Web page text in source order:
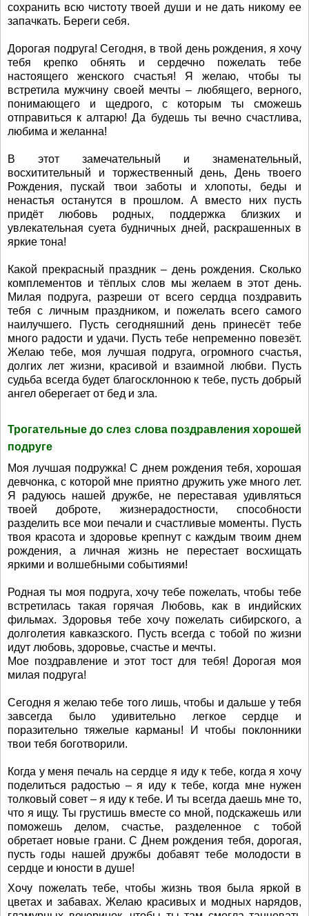
сохранить всю чистоту твоей души и не дать никому ее
запачкать. Береги себя.
Дорогая подруга! Сегодня, в твой день рождения, я хочу
тебя крепко обнять и сердечно пожелать тебе
настоящего женского счастья! Я желаю, чтобы ты
встретила мужчину своей мечты – любящего, верного,
понимающего и щедрого, с которым ты сможешь
отправиться к алтарю! Да будешь ты вечно счастлива,
любима и желанна!
В этот замечательный и знаменательный,
восхитительный и торжественный день, День твоего
Рождения, пускай твои заботы и хлопоты, беды и
ненастья останутся в прошлом. А вместо них пусть
придёт любовь родных, поддержка близких и
увлекательная суета будничных дней, раскрашенных в
яркие тона!
Какой прекрасный праздник – день рождения. Сколько
комплементов и тёплых слов мы желаем в этот день.
Милая подруга, разреши от всего сердца поздравить
тебя с личным праздником, и пожелать всего самого
наилучшего. Пусть сегодняшний день принесёт тебе
много радости и удачи. Пусть тебе непременно повезёт.
Желаю тебе, моя лучшая подруга, огромного счастья,
долгих лет жизни, красивой и взаимной любви. Пусть
судьба всегда будет благосклонною к тебе, пусть добрый
ангел оберегает от бед и зла.
Трогательные до слез слова поздравления хорошей
подруге
Моя лучшая подружка! С днем рождения тебя, хорошая
девчонка, с которой мне приятно дружить уже много лет.
Я радуюсь нашей дружбе, не переставая удивляться
твоей доброте, жизнерадостности, способности
разделить все мои печали и счастливые моменты. Пусть
твоя красота и здоровье крепнут с каждым твоим днем
рождения, а личная жизнь не перестает восхищать
яркими и волшебными событиями!
Родная ты моя подруга, хочу тебе пожелать, чтобы тебе
встретилась такая горячая Любовь, как в индийских
фильмах. Здоровья тебе хочу пожелать сибирского, а
долголетия кавказского. Пусть всегда с тобой по жизни
идут любовь, здоровье, счастье и мечты.
Мое поздравление и этот тост для тебя! Дорогая моя
милая подруга!
Сегодня я желаю тебе того лишь, чтобы и дальше у тебя
завсегда было удивительно легкое сердце и
поразительно тяжелые карманы! И чтобы поклонники
твои тебя боготворили.
Когда у меня печаль на сердце я иду к тебе, когда я хочу
поделиться радостью – я иду к тебе, когда мне нужен
толковый совет – я иду к тебе. И ты всегда даешь мне то,
что я ищу. Ты грустишь вместе со мной, подскажешь или
поможешь делом, счастье, разделенное с тобой
обретает новые грани. С Днем рождения тебя, дорогая,
пусть годы нашей дружбы добавят тебе молодости в
сердце и юности в душе!
Хочу пожелать тебе, чтобы жизнь твоя была яркой в
цветах и забавах. Желаю красивых и модных нарядов,